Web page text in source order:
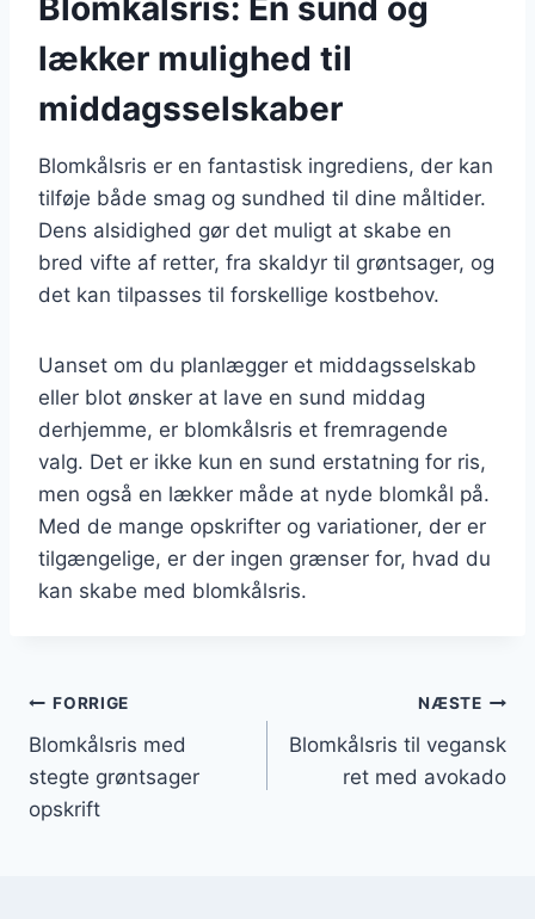
lækker mulighed til
middagsselskaber
Blomkålsris er en fantastisk ingrediens, der kan
tilføje både smag og sundhed til dine måltider.
Dens alsidighed gør det muligt at skabe en
bred vifte af retter, fra skaldyr til grøntsager, og
det kan tilpasses til forskellige kostbehov.
Uanset om du planlægger et middagsselskab
eller blot ønsker at lave en sund middag
derhjemme, er blomkålsris et fremragende
valg. Det er ikke kun en sund erstatning for ris,
men også en lækker måde at nyde blomkål på.
Med de mange opskrifter og variationer, der er
tilgængelige, er der ingen grænser for, hvad du
kan skabe med blomkålsris.
Indlægsnavigation
FORRIGE
Blomkålsris med
stegte grøntsager
opskrift
NÆSTE
Blomkålsris til vegansk
ret med avokado